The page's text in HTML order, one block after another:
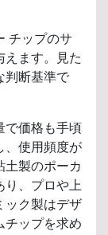
チップのサ
えます。見た
判断基準で
で価格も手頃
、使用頻度が
土製のポーカ
り、プロや上
ック製はデザ
チップを求め